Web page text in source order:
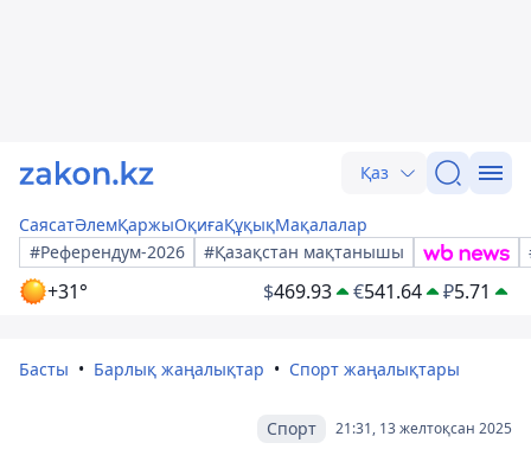
Қаз
СаясатӘлемҚаржыОқиғаҚұқықМақалалар
#Референдум-2026
#Қазақстан мақтанышы
+31° $469.93 €541.64 ₽5.71
Басты Барлық жаңалықтар Спорт жаңалықтары
21:31, 13 желтоқсан 2025
Спорт